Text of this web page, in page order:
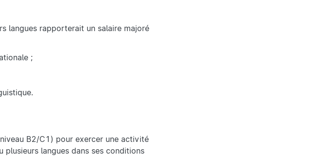
langues rapporterait un salaire majoré
;
B2/C1) pour exercer une activité
plusieurs langues dans ses conditions